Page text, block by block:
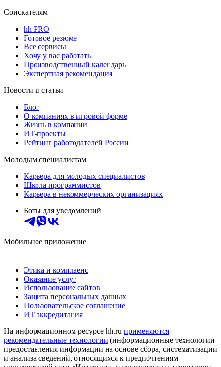
Соискателям
hh PRO
Готовое резюме
Все сервисы
Хочу у вас работать
Производственный календарь
Экспертная рекомендация
Новости и статьи
Блог
О компаниях в игровой форме
Жизнь в компании
ИТ-проекты
Рейтинг работодателей России
Молодым специалистам
Карьера для молодых специалистов
Школа программистов
Карьера в некоммерческих организациях
Боты для уведомлений
Мобильное приложение
Этика и комплаенс
Оказание услуг
Использование сайтов
Защита персональных данных
Пользовательское соглашение
ИТ аккредитация
На информационном ресурсе hh.ru применяются
рекомендательные технологии (информационные технологии
предоставления информации на основе сбора, систематизации
и анализа сведений, относящихся к предпочтениям